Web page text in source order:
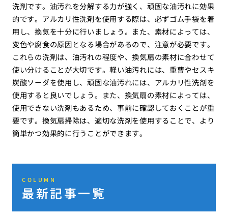
洗剤です。油汚れを分解する力が強く、頑固な油汚れに効果
的です。アルカリ性洗剤を使用する際は、必ずゴム手袋を着
用し、換気を十分に行いましょう。また、素材によっては、
変色や腐食の原因となる場合があるので、注意が必要です。
これらの洗剤は、油汚れの程度や、換気扇の素材に合わせて
使い分けることが大切です。軽い油汚れには、重曹やセスキ
炭酸ソーダを使用し、頑固な油汚れには、アルカリ性洗剤を
使用すると良いでしょう。また、換気扇の素材によっては、
使用できない洗剤もあるため、事前に確認しておくことが重
要です。換気扇掃除は、適切な洗剤を使用することで、より
簡単かつ効果的に行うことができます。
COLUMN
最新記事一覧